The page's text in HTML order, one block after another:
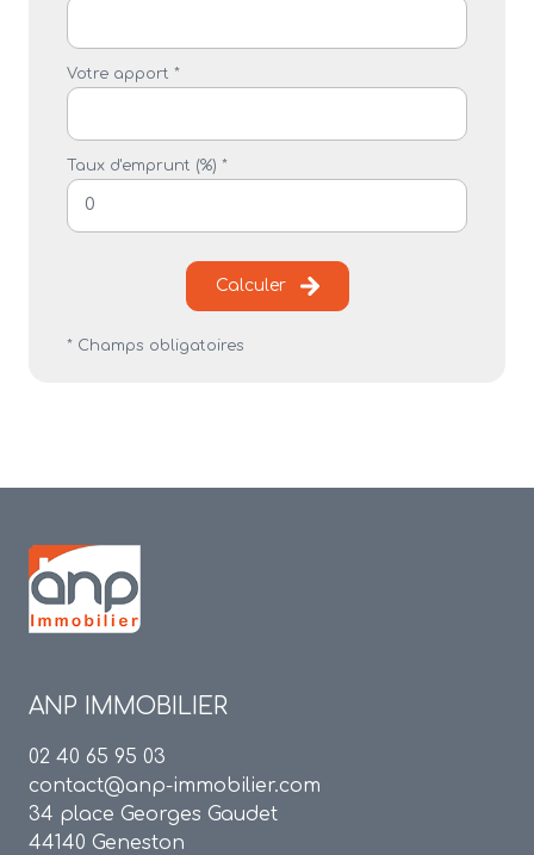
Votre apport *
Taux d'emprunt (%) *
Calculer
* Champs obligatoires
ANP IMMOBILIER
02 40 65 95 03
contact@anp-immobilier.com
34 place Georges Gaudet
44140 Geneston